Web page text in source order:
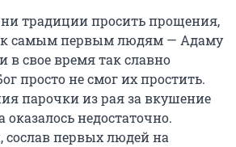
традиции просить прощения,
к самым первым людям — Адаму
в свое время так славно
просто не смог их простить.
парочки из рая за вкушение
оказалось недостаточно.
сослав первых людей на